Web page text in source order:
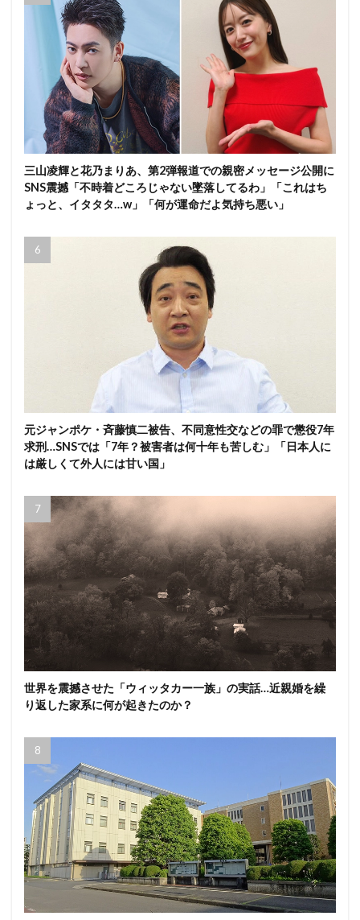
三山凌輝と花乃まりあ、第2弾報道での親密メッセージ公開に
SNS震撼「不時着どころじゃない墜落してるわ」「これはち
ょっと、イタタタ…w」「何が運命だよ気持ち悪い」
元ジャンポケ・斉藤慎二被告、不同意性交などの罪で懲役7年
求刑…SNSでは「7年？被害者は何十年も苦しむ」「日本人に
は厳しくて外人には甘い国」
世界を震撼させた「ウィッタカー一族」の実話…近親婚を繰
り返した家系に何が起きたのか？